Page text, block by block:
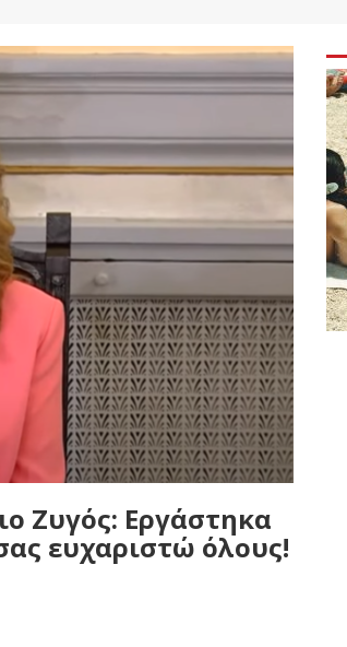
Ζυγός: Εργάστηκα
ευχαριστώ όλους!